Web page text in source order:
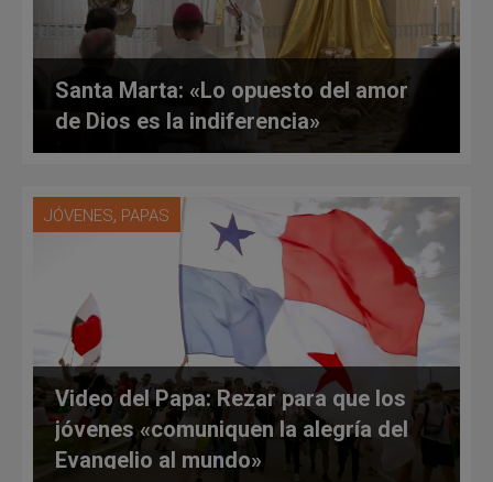
Santa Marta: «Lo opuesto del amor
de Dios es la indiferencia»
JÓVENES, PAPAS
Video del Papa: Rezar para que los
jóvenes «comuniquen la alegría del
Evangelio al mundo»